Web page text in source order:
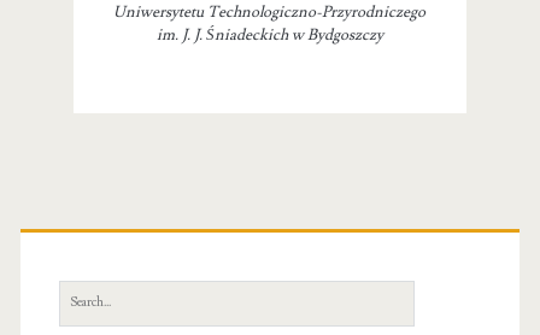
Uniwersytetu Technologiczno-Przyrodniczego
im. J. J. Śniadeckich w Bydgoszczy
Primary
Sidebar
Search
for: